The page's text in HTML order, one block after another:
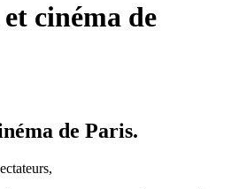
cinéma de
de Paris.